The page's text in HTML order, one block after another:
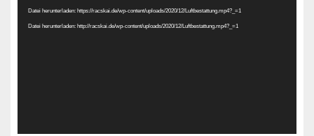
Datei herunterladen: https://racskai.de/wp-content/uploads/2020/12/Luftbestattung.mp4?_=1
Datei herunterladen: http://racskai.de/wp-content/uploads/2020/12/Luftbestattung.mp4?_=1